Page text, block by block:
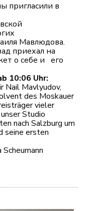
пригласили в
Мавлюдова.
приехал на
о себе и его
10:06 Uhr:
Nail Mavlyudov,
des Moskauer
vieler
Studio
nach Salzburg um
seine ersten